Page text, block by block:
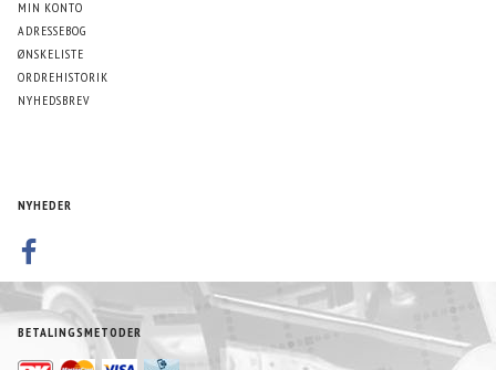
MIN KONTO
ADRESSEBOG
ØNSKELISTE
ORDREHISTORIK
NYHEDSBREV
NYHEDER
BETALINGSMETODER